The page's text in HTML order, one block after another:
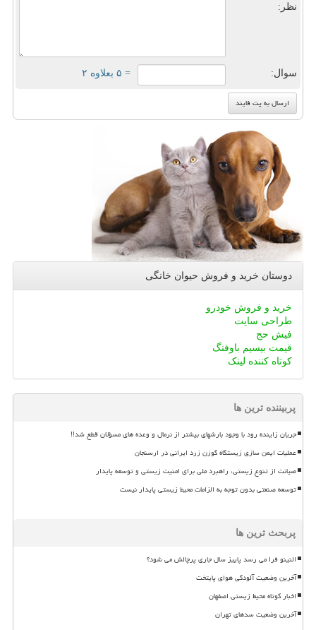
نظر:
سوال: = ۵ بعلاوه ۲
دوستان خرید و فروش حیوان خانگی
خرید و فروش خودرو
طراحی سایت
فیش حج
قیمت بیسیم باوفنگ
کوتاه کننده لینک
پربیننده ترین ها
جریان زاینده رود با وجود بارشهای بیشتر از نرمال و وعده های مسؤلان قطع شد!!
عملیات ایمن سازی زیستگاه گوزن زرد ایرانی در ارسنجان
صیانت از تنوع زیستی، راهبرد ملی برای امنیت زیستی و توسعه پایدار
توسعه صنعتی بدون توجه به الزامات محیط زیستی پایدار نیست
پربحث ترین ها
النینو فرا می رسد پاییز سال جاری پرچالش می شود؟
آخرین وضعیت آلودگی هوای پایتخت
اخبار کوتاه محیط زیستی اصفهان
آخرین وضعیت سدهای تهران